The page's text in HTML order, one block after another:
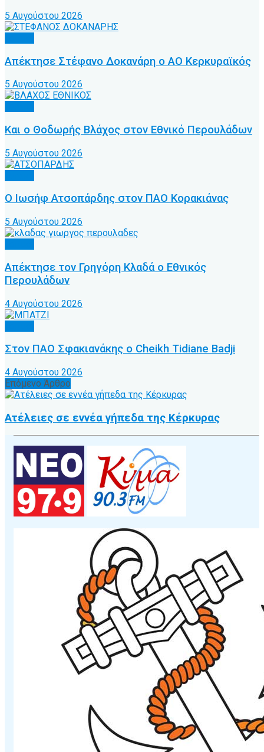
5 Αυγούστου 2026
Απέκτησε Στέφανο Δοκανάρη ο ΑΟ Κερκυραϊκός
5 Αυγούστου 2026
Και ο Θοδωρής Βλάχος στον Εθνικό Περουλάδων
5 Αυγούστου 2026
Ο Ιωσήφ Ατσοπάρδης στον ΠΑΟ Κορακιάνας
5 Αυγούστου 2026
Απέκτησε τον Γρηγόρη Κλαδά ο Εθνικός
Περουλάδων
4 Αυγούστου 2026
Στον ΠΑΟ Σφακιανάκης ο Cheikh Tidiane Badji
4 Αυγούστου 2026
Επόμενο Άρθρο
Ατέλειες σε εννέα γήπεδα της Κέρκυρας